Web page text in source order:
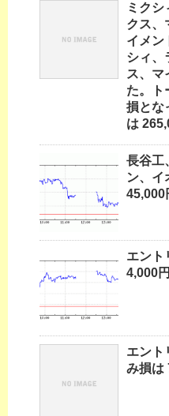
ミクシ
クス、
イメン
シィ、
ス、マ
た。ト
損とな
は
長谷工
ン、イ
45,000
エント
4,000
エント
み損は